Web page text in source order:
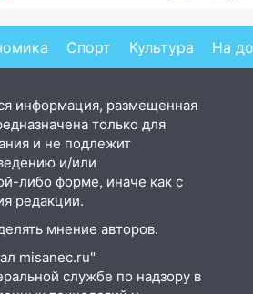
хлопок
Спорт Культура На
информация, размещенная
только для
и не подлежит
и/или
либо форме, иначе как с
редакции.
мнение авторов.
misanec.ru"
службе по надзору в